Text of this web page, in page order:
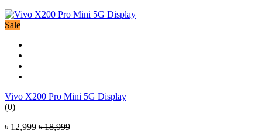
Sale
Vivo X200 Pro Mini 5G Display
(0)
৳ 12,999 ৳ 18,999